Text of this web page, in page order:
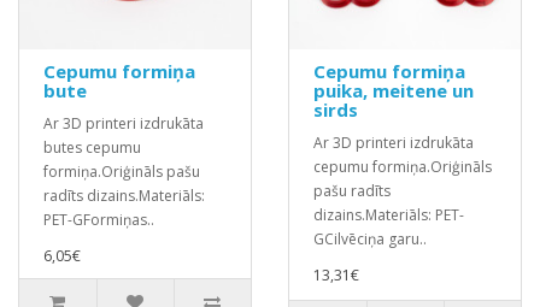
Cepumu formiņa
bute
Ar 3D printeri izdrukāta
butes cepumu
formiņa.Oriģināls pašu
radīts dizains.Materiāls:
PET-GFormiņas..
6,05€
Cepumu formiņa
puika, meitene un
sirds
Ar 3D printeri izdrukāta
cepumu formiņa.Oriģināls
pašu radīts
dizains.Materiāls: PET-
GCilvēciņa garu..
13,31€